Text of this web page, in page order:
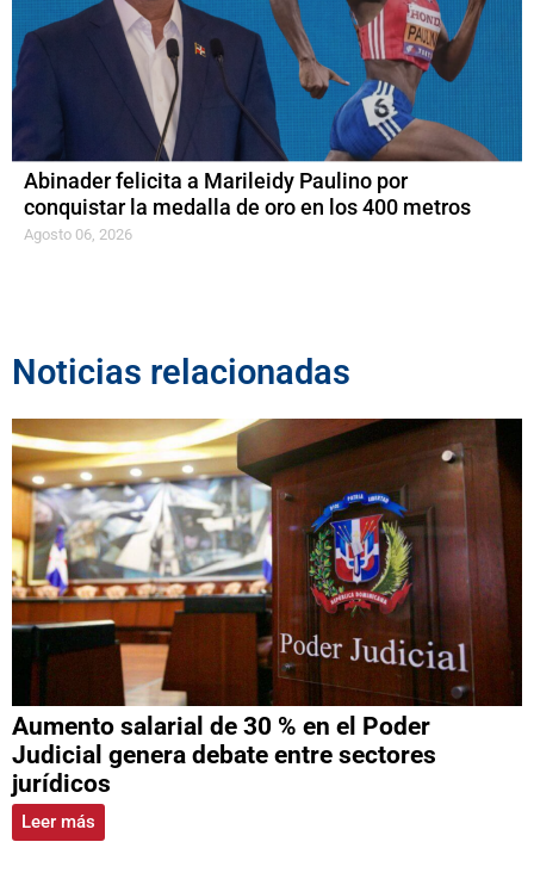
Abinader felicita a Marileidy Paulino por
conquistar la medalla de oro en los 400 metros
Agosto 06, 2026
Noticias relacionadas
Aumento salarial de 30 % en el Poder
Judicial genera debate entre sectores
jurídicos
Leer más